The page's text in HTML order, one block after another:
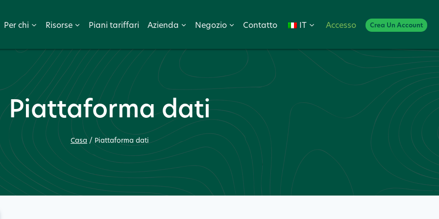
Per chi Risorse Piani tariffari Azienda Negozio Contatto IT Accesso Crea Un Account
Piattaforma dati
Casa / Piattaforma dati